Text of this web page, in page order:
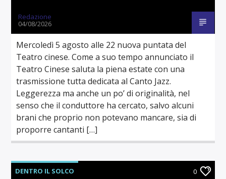
Redazione
04/08/2026
Mercoledì 5 agosto alle 22 nuova puntata del
Teatro cinese. Come a suo tempo annunciato il
Teatro Cinese saluta la piena estate con una
trasmissione tutta dedicata al Canto Jazz.
Leggerezza ma anche un po’ di originalità, nel
senso che il conduttore ha cercato, salvo alcuni
brani che proprio non potevano mancare, sia di
proporre cantanti […]
DENTRO IL SOLCO 0